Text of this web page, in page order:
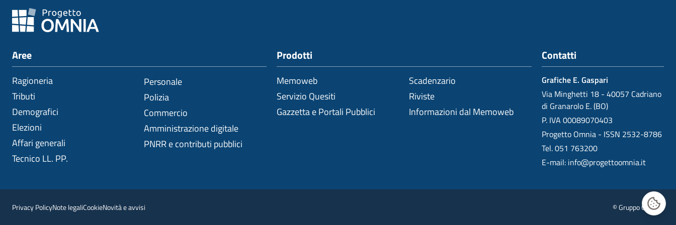
Aree
Ragioneria
Tributi
Demografici
Elezioni
Affari generali
Tecnico LL. PP.
Personale
Polizia
Commercio
Amministrazione digitale
PNRR e contributi pubblici
Prodotti
Memoweb
Servizio Quesiti
Gazzetta e Portali Pubblici
Scadenzario
Riviste
Informazioni dal Memoweb
Contatti
Grafiche E. Gaspari
Via Minghetti 18 - 40057 Cadriano
di Granarolo E. (BO)
P. IVA 00089070403
Progetto Omnia - ISSN 2532-8786
Tel. 051 763200
E-mail: info@progettoomnia.it
Privacy PolicyNote legaliCookieNovità e avvisi © Gruppo Gaspari